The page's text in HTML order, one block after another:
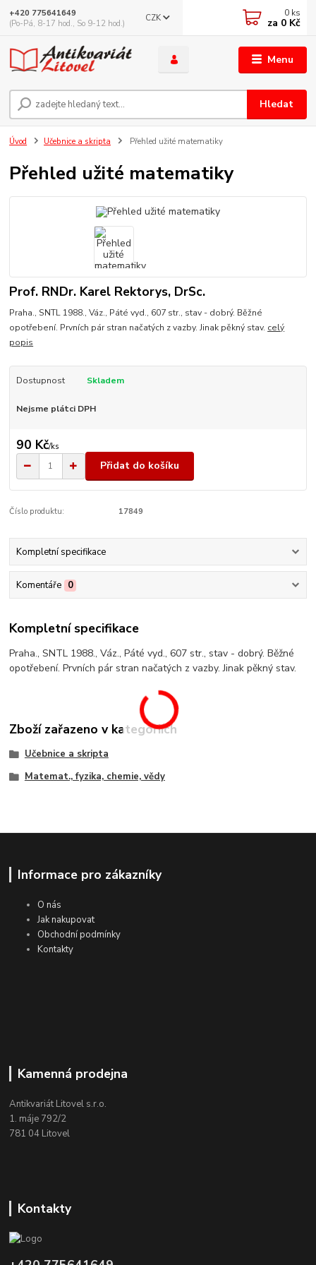
Menu
CZK
Hledat
+420 775641649
(Po-Pá, 8-17 hod., So 9-12 hod.)
0 ks
za 0 Kč
Úvod Učebnice a skripta Přehled užité matematiky
Přehled užité matematiky
Prof. RNDr. Karel Rektorys, DrSc.
Praha., SNTL 1988., Váz., Páté vyd., 607 str., stav - dobrý. Běžné
opotřebení. Prvních pár stran načatých z vazby. Jinak pěkný stav. celý
popis
Dostupnost Skladem
Nejsme plátci DPH
90 Kč/ks
Přidat do košíku
Číslo produktu: 17849
Kompletní specifikace
Komentáře 0
Kompletní specifikace
Praha., SNTL 1988., Váz., Páté vyd., 607 str., stav - dobrý. Běžné
opotřebení. Prvních pár stran načatých z vazby. Jinak pěkný stav.
Zboží zařazeno v kategoriích
Učebnice a skripta
Matemat., fyzika, chemie, vědy
Informace pro zákazníky
O nás
Jak nakupovat
Obchodní podmínky
Kontakty
Kamenná prodejna
Antikvariát Litovel s.r.o.
1. máje 792/2
781 04 Litovel
Kontakty